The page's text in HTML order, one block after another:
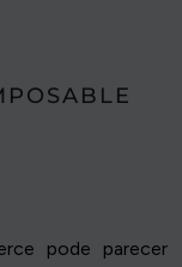
pode parecer